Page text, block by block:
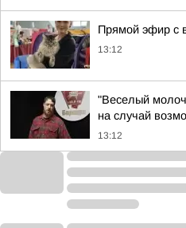
Прямой эфир с
13:12
"Веселый
на случай
13:12